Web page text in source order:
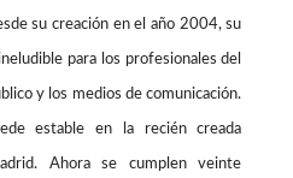
su creación en el año 2004, su
para los profesionales del
y los medios de comunicación.
estable en la recién creada
Ahora se cumplen veinte